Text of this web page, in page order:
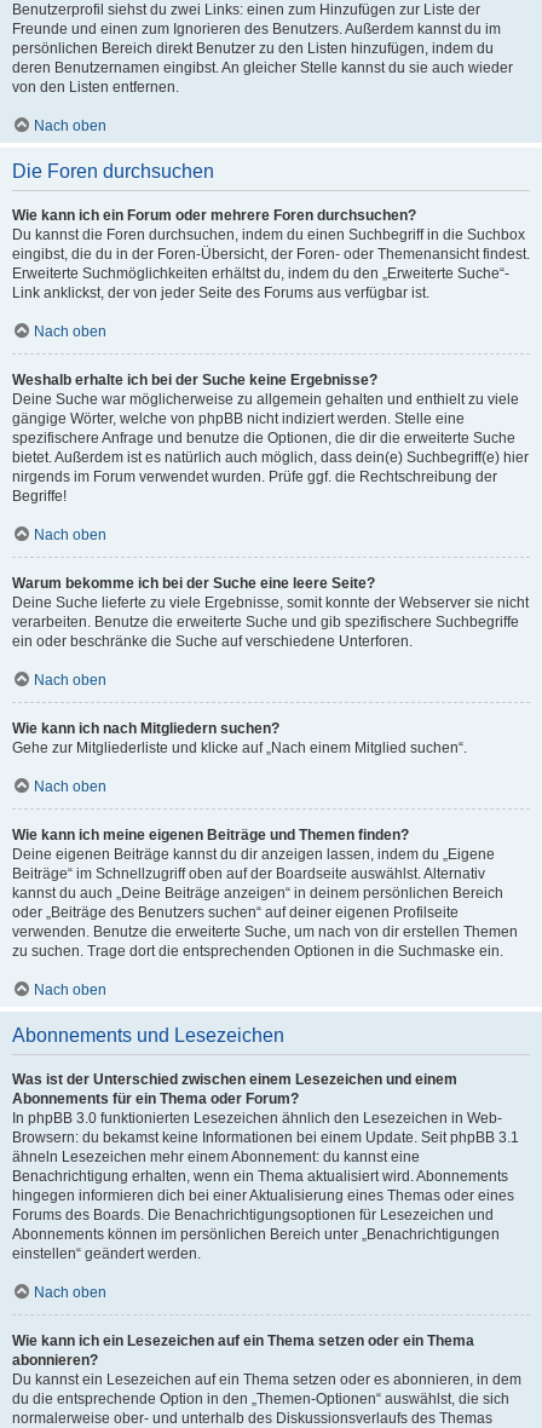
Benutzerprofil siehst du zwei Links: einen zum Hinzufügen zur Liste der
Freunde und einen zum Ignorieren des Benutzers. Außerdem kannst du im
persönlichen Bereich direkt Benutzer zu den Listen hinzufügen, indem du
deren Benutzernamen eingibst. An gleicher Stelle kannst du sie auch wieder
von den Listen entfernen.
Nach oben
Die Foren durchsuchen
Wie kann ich ein Forum oder mehrere Foren durchsuchen?
Du kannst die Foren durchsuchen, indem du einen Suchbegriff in die Suchbox
eingibst, die du in der Foren-Übersicht, der Foren- oder Themenansicht findest.
Erweiterte Suchmöglichkeiten erhältst du, indem du den „Erweiterte Suche“-
Link anklickst, der von jeder Seite des Forums aus verfügbar ist.
Nach oben
Weshalb erhalte ich bei der Suche keine Ergebnisse?
Deine Suche war möglicherweise zu allgemein gehalten und enthielt zu viele
gängige Wörter, welche von phpBB nicht indiziert werden. Stelle eine
spezifischere Anfrage und benutze die Optionen, die dir die erweiterte Suche
bietet. Außerdem ist es natürlich auch möglich, dass dein(e) Suchbegriff(e) hier
nirgends im Forum verwendet wurden. Prüfe ggf. die Rechtschreibung der
Begriffe!
Nach oben
Warum bekomme ich bei der Suche eine leere Seite?
Deine Suche lieferte zu viele Ergebnisse, somit konnte der Webserver sie nicht
verarbeiten. Benutze die erweiterte Suche und gib spezifischere Suchbegriffe
ein oder beschränke die Suche auf verschiedene Unterforen.
Nach oben
Wie kann ich nach Mitgliedern suchen?
Gehe zur Mitgliederliste und klicke auf „Nach einem Mitglied suchen“.
Nach oben
Wie kann ich meine eigenen Beiträge und Themen finden?
Deine eigenen Beiträge kannst du dir anzeigen lassen, indem du „Eigene
Beiträge“ im Schnellzugriff oben auf der Boardseite auswählst. Alternativ
kannst du auch „Deine Beiträge anzeigen“ in deinem persönlichen Bereich
oder „Beiträge des Benutzers suchen“ auf deiner eigenen Profilseite
verwenden. Benutze die erweiterte Suche, um nach von dir erstellen Themen
zu suchen. Trage dort die entsprechenden Optionen in die Suchmaske ein.
Nach oben
Abonnements und Lesezeichen
Was ist der Unterschied zwischen einem Lesezeichen und einem
Abonnements für ein Thema oder Forum?
In phpBB 3.0 funktionierten Lesezeichen ähnlich den Lesezeichen in Web-
Browsern: du bekamst keine Informationen bei einem Update. Seit phpBB 3.1
ähneln Lesezeichen mehr einem Abonnement: du kannst eine
Benachrichtigung erhalten, wenn ein Thema aktualisiert wird. Abonnements
hingegen informieren dich bei einer Aktualisierung eines Themas oder eines
Forums des Boards. Die Benachrichtigungsoptionen für Lesezeichen und
Abonnements können im persönlichen Bereich unter „Benachrichtigungen
einstellen“ geändert werden.
Nach oben
Wie kann ich ein Lesezeichen auf ein Thema setzen oder ein Thema
abonnieren?
Du kannst ein Lesezeichen auf ein Thema setzen oder es abonnieren, in dem
du die entsprechende Option in den „Themen-Optionen“ auswählst, die sich
normalerweise ober- und unterhalb des Diskussionsverlaufs des Themas